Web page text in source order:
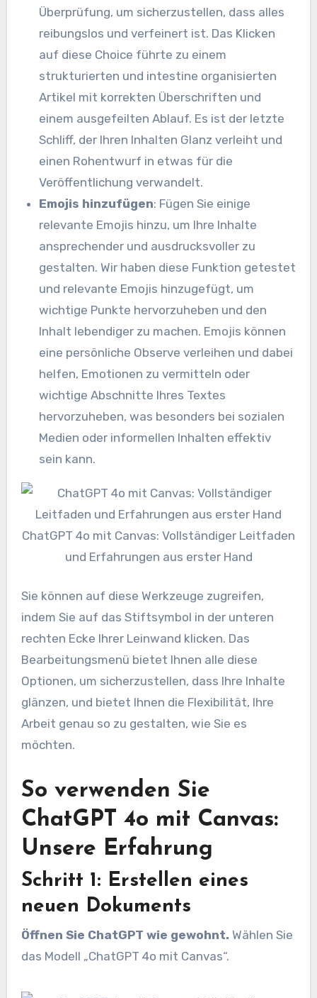
Überprüfung, um sicherzustellen, dass alles
reibungslos und verfeinert ist. Das Klicken
auf diese Choice führte zu einem
strukturierten und intestine organisierten
Artikel mit korrekten Überschriften und
einem ausgefeilten Ablauf. Es ist der letzte
Schliff, der Ihren Inhalten Glanz verleiht und
einen Rohentwurf in etwas für die
Veröffentlichung verwandelt.
Emojis hinzufügen: Fügen Sie einige
relevante Emojis hinzu, um Ihre Inhalte
ansprechender und ausdrucksvoller zu
gestalten. Wir haben diese Funktion getestet
und relevante Emojis hinzugefügt, um
wichtige Punkte hervorzuheben und den
Inhalt lebendiger zu machen. Emojis können
eine persönliche Observe verleihen und dabei
helfen, Emotionen zu vermitteln oder
wichtige Abschnitte Ihres Textes
hervorzuheben, was besonders bei sozialen
Medien oder informellen Inhalten effektiv
sein kann.
ChatGPT 4o mit Canvas: Vollständiger Leitfaden
und Erfahrungen aus erster Hand
Sie können auf diese Werkzeuge zugreifen,
indem Sie auf das Stiftsymbol in der unteren
rechten Ecke Ihrer Leinwand klicken. Das
Bearbeitungsmenü bietet Ihnen alle diese
Optionen, um sicherzustellen, dass Ihre Inhalte
glänzen, und bietet Ihnen die Flexibilität, Ihre
Arbeit genau so zu gestalten, wie Sie es
möchten.
So verwenden Sie
ChatGPT 4o mit Canvas:
Unsere Erfahrung
Schritt 1: Erstellen eines
neuen Dokuments
Öffnen Sie ChatGPT wie gewohnt. Wählen Sie
das Modell „ChatGPT 4o mit Canvas“.